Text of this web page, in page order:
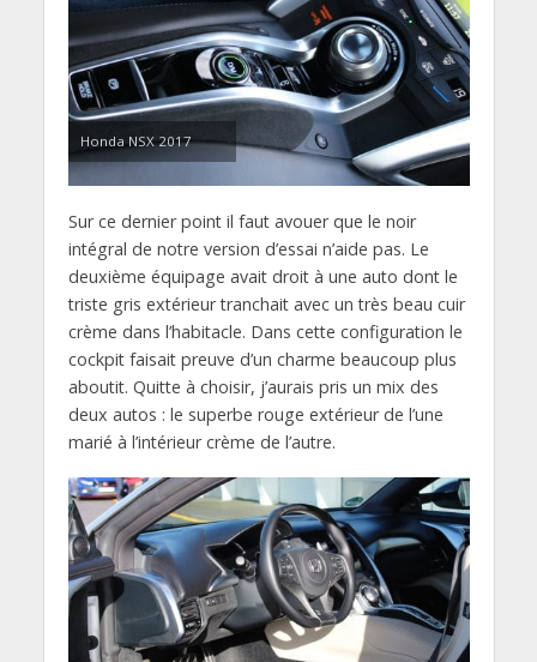
Honda NSX 2017
Sur ce dernier point il faut avouer que le noir
intégral de notre version d’essai n’aide pas. Le
deuxième équipage avait droit à une auto dont le
triste gris extérieur tranchait avec un très beau cuir
crème dans l’habitacle. Dans cette configuration le
cockpit faisait preuve d’un charme beaucoup plus
aboutit. Quitte à choisir, j’aurais pris un mix des
deux autos : le superbe rouge extérieur de l’une
marié à l’intérieur crème de l’autre.